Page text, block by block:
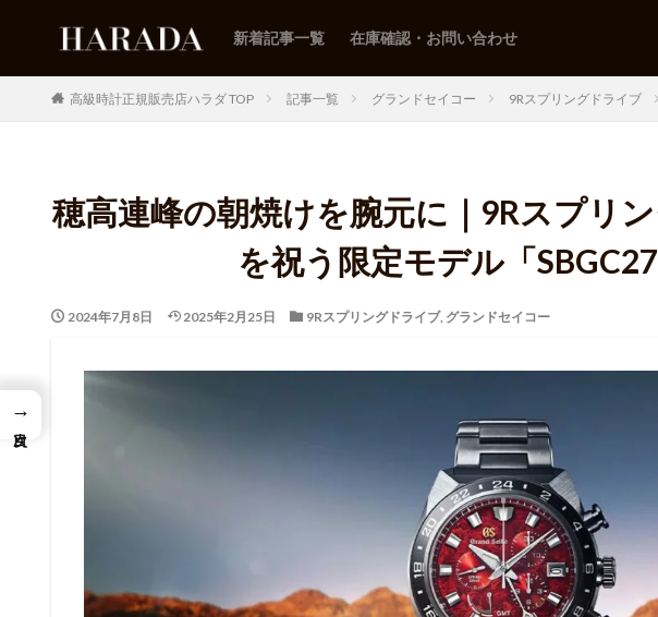
新着記事一覧 在庫確認・お問い合わせ
高級時計正規販売店ハラダ TOP 記事一覧 グランドセイコー 9Rスプリングドライブ
穂高連峰の朝焼けを腕元に｜9Rスプリ
を祝う限定モデル「
2024年7月8日 2025年2月25日 9Rスプリングドライブ, グランドセイコー
→